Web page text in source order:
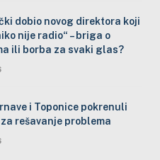
dobio novog direktora koji
nije radio“ – briga o
ili borba za svaki glas?
i Toponice pokrenuli
rešavanje problema